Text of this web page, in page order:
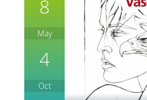
8
May
4
Oct